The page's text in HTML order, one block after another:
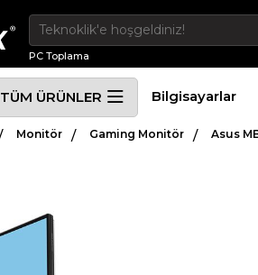
PC Toplama
TÜM ÜRÜNLER Bilgisayarlar
Monitör Gaming Monitör Asus